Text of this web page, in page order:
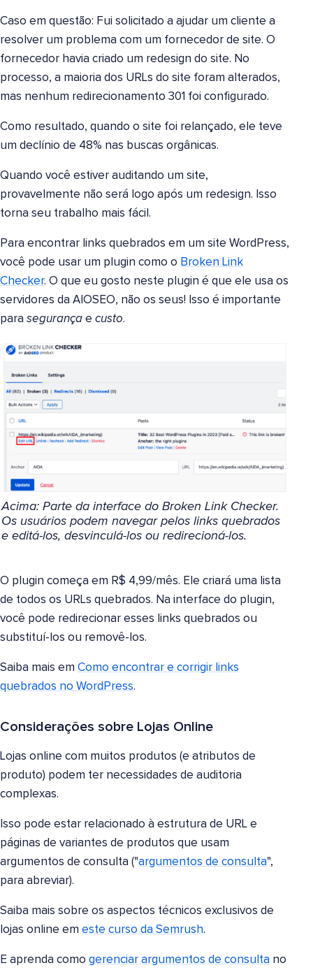
Caso em questão: Fui solicitado a ajudar um cliente a
resolver um problema com um fornecedor de site. O
fornecedor havia criado um redesign do site. No
processo, a maioria dos URLs do site foram alterados,
mas nenhum redirecionamento 301 foi configurado.
Como resultado, quando o site foi relançado, ele teve
um declínio de 48% nas buscas orgânicas.
Quando você estiver auditando um site,
provavelmente não será logo após um redesign. Isso
torna seu trabalho mais fácil.
Para encontrar links quebrados em um site WordPress,
você pode usar um plugin como o Broken Link
Checker. O que eu gosto neste plugin é que ele usa os
servidores da AIOSEO, não os seus! Isso é importante
para segurança e custo.
Acima: Parte da interface do Broken Link Checker.
Os usuários podem navegar pelos links quebrados
e editá-los, desvinculá-los ou redirecioná-los.
O plugin começa em R$ 4,99/mês. Ele criará uma lista
de todos os URLs quebrados. Na interface do plugin,
você pode redirecionar esses links quebrados ou
substituí-los ou removê-los.
Saiba mais em Como encontrar e corrigir links
quebrados no WordPress.
Considerações sobre Lojas Online
Lojas online com muitos produtos (e atributos de
produto) podem ter necessidades de auditoria
complexas.
Isso pode estar relacionado à estrutura de URL e
páginas de variantes de produtos que usam
argumentos de consulta ("argumentos de consulta",
para abreviar).
Saiba mais sobre os aspectos técnicos exclusivos de
lojas online em este curso da Semrush.
E aprenda como gerenciar argumentos de consulta no